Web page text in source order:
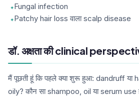
Fungal infection
Patchy hair loss वाला scalp disease
डॉ. अक्षता की clinical
मैं पूछती हूं कि पहले क्या शुरू हुआ: dandruff या
oily? कौन सा shampoo, oil या serum use